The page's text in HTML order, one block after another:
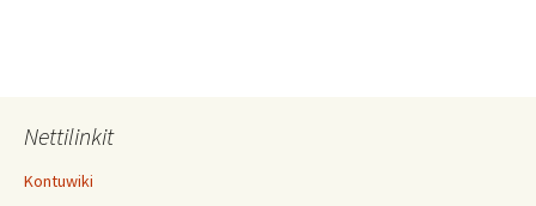
Nettilinkit
Kontuwiki